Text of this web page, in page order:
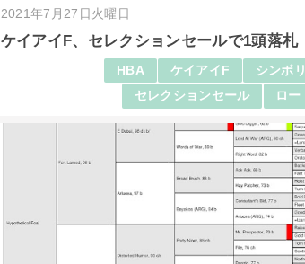
2021年7月27日火曜日
ケイアイF、セレクションセールで1頭落札
HBA ケイアイF
シンボ
セレクションセール
ロー